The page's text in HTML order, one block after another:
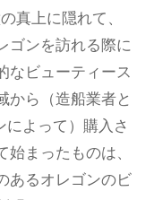
真上に隠れて、
ゴンを訪れる際に
なビューティース
から（造船業者と
よって）購入さ
まったものは、
あるオレゴンのビ